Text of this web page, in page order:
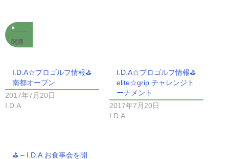
関連
I.D.A☆プロゴルフ情報⛳
南都オープン
2017年7月20日
I.D.A
I.D.A☆プロゴルフ情報⛳
elite☆grip チャレンジト
ーナメント
2017年7月20日
I.D.A
⛳ – I.D.A お食事会を開